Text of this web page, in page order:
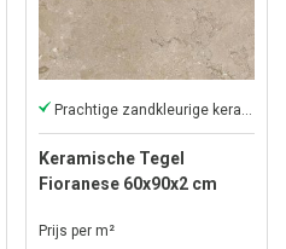
Keramische Tegel
Fioranese 60x90x2 cm
Prijs per m²